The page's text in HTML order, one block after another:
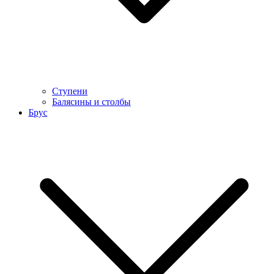
Ступени
Балясины и столбы
Брус